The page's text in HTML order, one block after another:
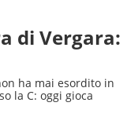
di Vergara:
ha mai esordito in
la C: oggi gioca